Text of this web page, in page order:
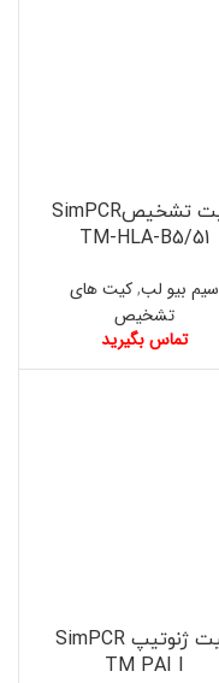
کیت تشخیصSimPCR
TM-HLA-B5/51
سیم بیو لب,کیت های
تشخیص
تماس بگیرید
کیت ژنوتیپ SimPCR
TM PAI I